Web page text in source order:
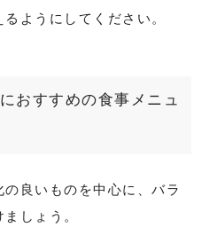
ようにしてください。
おすすめの食事メニュ
良いものを中心に、バラ
しょう。